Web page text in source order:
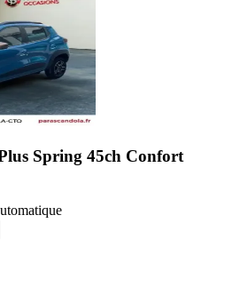
Spring 45ch Confort